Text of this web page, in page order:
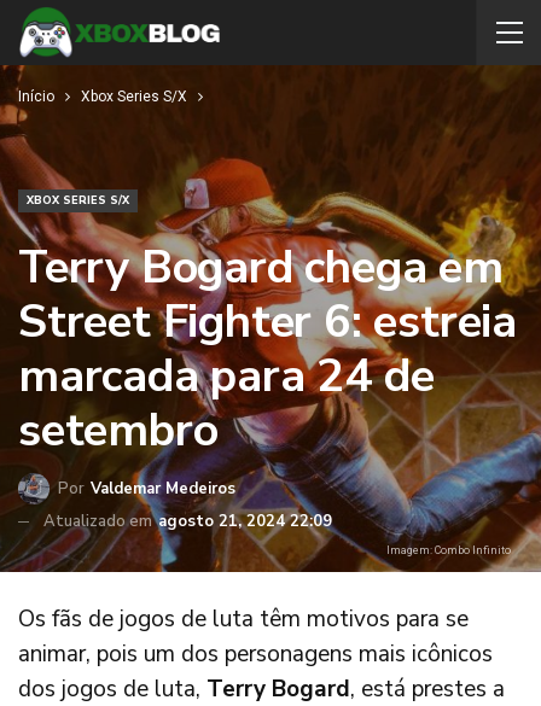
Início Xbox Series S/X
XBOX SERIES S/X
Terry Bogard chega em
Street Fighter 6: estreia
marcada para 24 de
setembro
Por Valdemar Medeiros
Atualizado emagosto 21, 2024 22:09
Imagem: Combo Infinito
Os fãs de jogos de luta têm motivos para se
animar, pois um dos personagens mais icônicos
dos jogos de luta, Terry Bogard, está prestes a